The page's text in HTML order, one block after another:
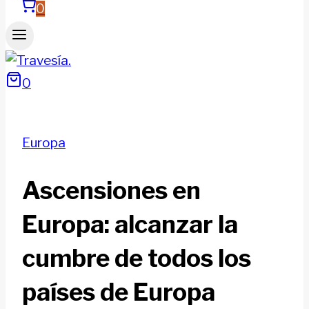
0
0
Europa
Ascensiones en
Europa: alcanzar la
cumbre de todos los
países de Europa